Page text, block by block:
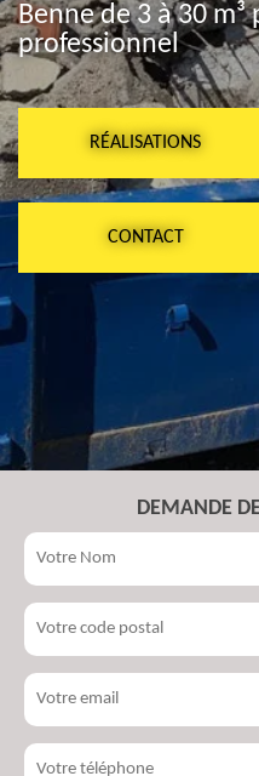
Benne de 3 à 30
professionnel
RÉALISATIONS
CONTACT
DEMANDE